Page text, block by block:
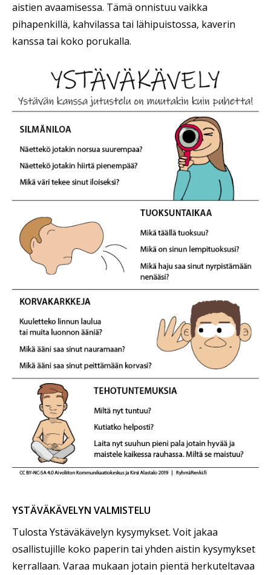
aistien avaamisessa. Tämä onnistuu vaikka
pihapenkillä, kahvilassa tai lähipuistossa, kaverin
kanssa tai koko porukalla.
YSTÄVÄKÄVELYN VALMISTELU
Tulosta Ystäväkävelyn kysymykset. Voit jakaa
osallistujille koko paperin tai yhden aistin kysymykset
kerrallaan. Varaa mukaan jotain pientä herkuteltavaa